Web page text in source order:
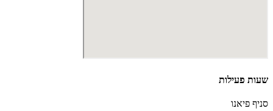
שעות פעילות
סניף פיאנו